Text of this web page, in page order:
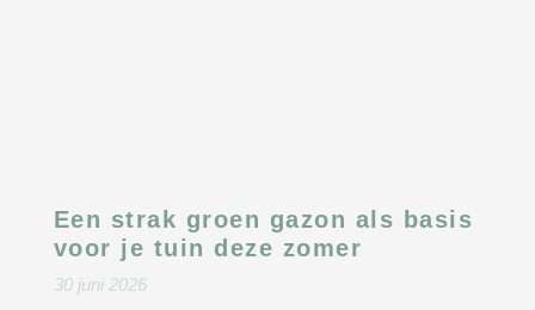
Een strak groen gazon als basis
voor je tuin deze zomer
30 juni 2026